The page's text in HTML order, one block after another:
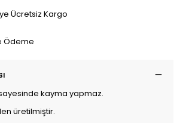
Ücretsiz Kargo
Ödeme
kayma yapmaz.
üretilmiştir.